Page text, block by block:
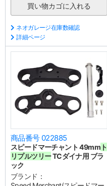
ネオガレージ在庫数確認
詳細ページ
商品番号 022885
スピードマーチャント 49mm ト
リプルツリーTCダイナ用 ブラ
ック
ブランド：